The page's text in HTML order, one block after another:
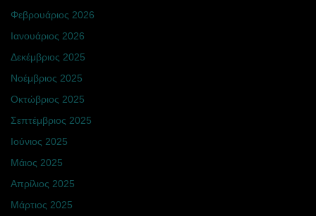
Φεβρουάριος 2026
Ιανουάριος 2026
Δεκέμβριος 2025
Νοέμβριος 2025
Οκτώβριος 2025
Σεπτέμβριος 2025
Ιούνιος 2025
Μάιος 2025
Απρίλιος 2025
Μάρτιος 2025